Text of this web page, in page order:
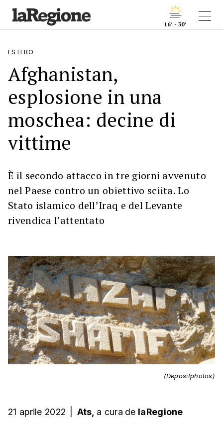
16° - 30°
ESTERO
Afghanistan,
esplosione in una
moschea: decine di
vittime
È il secondo attacco in tre giorni avvenuto
nel Paese contro un obiettivo sciita. Lo
Stato islamico dell’Iraq e del Levante
rivendica l’attentato
(Depositphotos)
21 aprile 2022 Ats, a cura de laRegione